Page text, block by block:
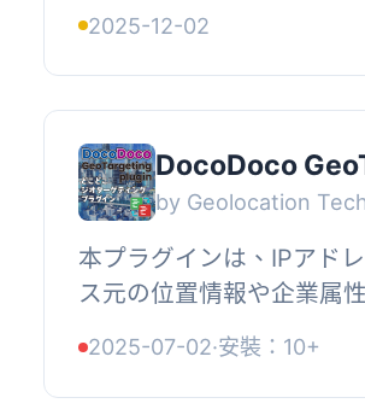
LGPD（巴西）、PIPEDA
2025-12-02
DocoDoco
by Geolocation
本プラグインは、IPアド
ス元の位置情報や企業属
とができます。, また、AB
2025-07-02·安裝：10+